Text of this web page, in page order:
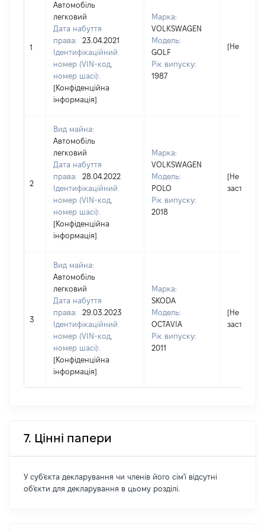
1
Автомобіль
легковий
Дата набуття
права:
23.04.2021
Ідентифікаційний
номер (VIN-код,
номер шасі):
[Конфіденційна
інформація]
Марка:
VOLKSWAGEN
Модель:
GOLF
Рік випуску:
1987
[Не
2
Вид майна:
Автомобіль
легковий
Дата набуття
права:
28.04.2022
Ідентифікаційний
номер (VIN-код,
номер шасі):
[Конфіденційна
інформація]
Марка:
VOLKSWAGEN
Модель:
POLO
Рік випуску:
2018
[Не
3
Вид майна:
Автомобіль
легковий
Дата набуття
права:
29.03.2023
Ідентифікаційний
номер (VIN-код,
номер шасі):
[Конфіденційна
інформація]
Марка:
SKODA
Модель:
OCTAVIA
Рік випуску:
2011
[Не
7. Цінні папери
У суб'єкта декларування чи членів його сім'ї відсутні
об'єкти для декларування в цьому розділі.